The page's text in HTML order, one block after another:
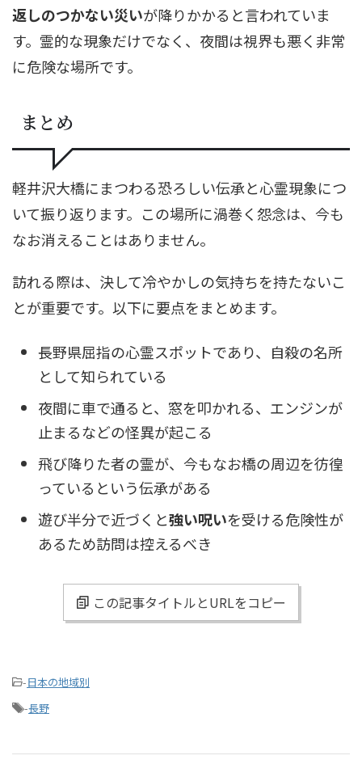
返しのつかない災いが降りかかると言われていま
す。霊的な現象だけでなく、夜間は視界も悪く非常
に危険な場所です。
まとめ
軽井沢大橋にまつわる恐ろしい伝承と心霊現象につ
いて振り返ります。この場所に渦巻く怨念は、今も
なお消えることはありません。
訪れる際は、決して冷やかしの気持ちを持たないこ
とが重要です。以下に要点をまとめます。
長野県屈指の心霊スポットであり、自殺の名所
として知られている
夜間に車で通ると、窓を叩かれる、エンジンが
止まるなどの怪異が起こる
飛び降りた者の霊が、今もなお橋の周辺を彷徨
っているという伝承がある
遊び半分で近づくと強い呪いを受ける危険性が
あるため訪問は控えるべき
この記事タイトルとURLをコピー
-日本の地域別
-長野